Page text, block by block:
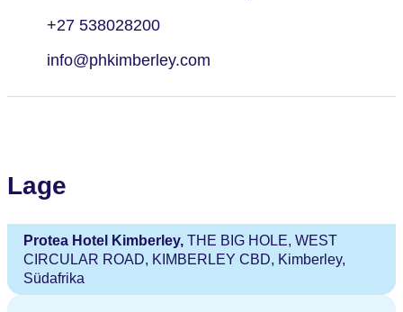
+27 538028200
info@phkimberley.com
Lage
Protea Hotel Kimberley, THE BIG HOLE, WEST
CIRCULAR ROAD, KIMBERLEY CBD, Kimberley,
Südafrika